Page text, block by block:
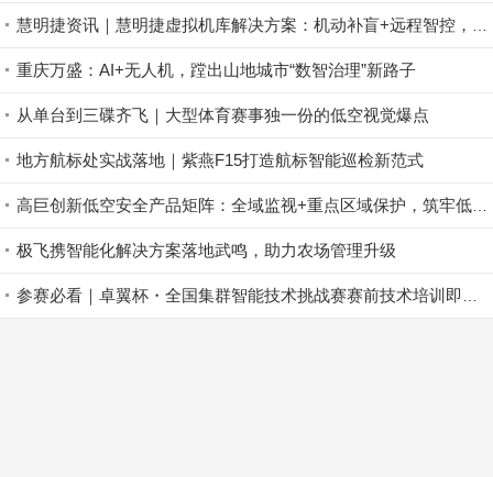
同时针对快速转场与任务响应需求，提供具备合法车载
改装资质的定制化无人机系统，大幅提升部署效率。